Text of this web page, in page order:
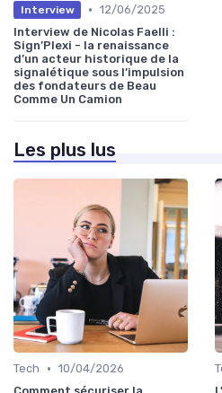
Interview • 12/06/2025
Interview de Nicolas Faelli :
Sign’Plexi - la renaissance
d’un acteur historique de la
signalétique sous l’impulsion
des fondateurs de Beau
Comme Un Camion
Les plus lus
Tech • 10/04/2026